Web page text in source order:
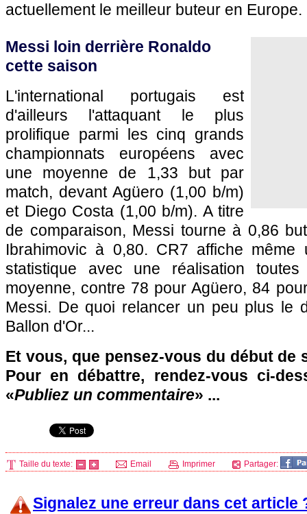
actuellement le meilleur buteur en Europe.
Messi loin derrière Ronaldo
cette saison
L'international portugais est
d'ailleurs l'attaquant le plus
prolifique parmi les cinq grands
championnats européens avec
une moyenne de 1,33 but par
match, devant Agüero (1,00 b/m)
et Diego Costa (1,00 b/m). A titre
de comparaison, Messi tourne à 0,86
Ibrahimovic à 0,80. CR7 affiche même
statistique avec une réalisation
moyenne, contre 78 pour Agüero, 84
Messi. De quoi relancer un peu plus le
Ballon d'Or...
Et vous, que pensez-vous du début de
Pour en débattre, rendez-vous ci-
«Publiez un commentaire» ...
Taille du texte: Email Imprimer Partager:
Signalez une erreur dans cet article